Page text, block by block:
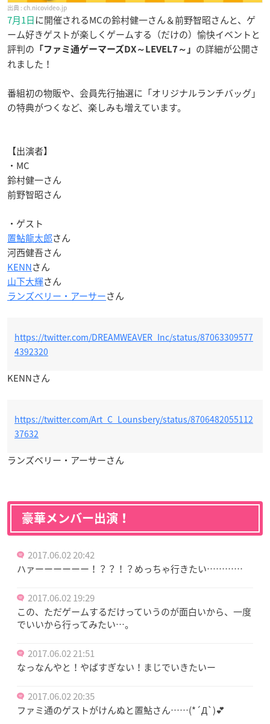
ch.nicovideo.jp
7月1日に開催されるMCの鈴村健一さん＆前野智昭さんと、ゲ
ーム好きゲストが楽しくゲームする（だけの）愉快イベントと
評判の 「ファミ通ゲーマーズDX～LEVEL7～」 の詳細が公開さ
れました！
番組初の物販や、会員先行抽選に「オリジナルランチバッグ」
の特典がつくなど、楽しみも増えています。
【出演者】
・MC
鈴村健一さん
前野智昭さん
・ゲスト
置鮎龍太郎さん
河西健吾さん
KENNさん
山下大輝さん
ランズベリー・アーサーさん
https://twitter.com/DREAMWEAVER_Inc/status/87063309577
4392320
KENNさん
https://twitter.com/Art_C_Lounsbery/status/8706482055112
37632
ランズベリー・アーサーさん
豪華メンバー出演！
2017.06.02 20:42
ハァーーーーーー！？？！？めっちゃ行きたい…………
2017.06.02 19:29
この、ただゲームするだけっていうのが面白いから、一度
でいいから行ってみたい…。
2017.06.02 21:51
なっなんやと！やばすぎない！まじでいきたいー
2017.06.02 20:35
ファミ通のゲストがけんぬと置鮎さん……(*´Д`)💕